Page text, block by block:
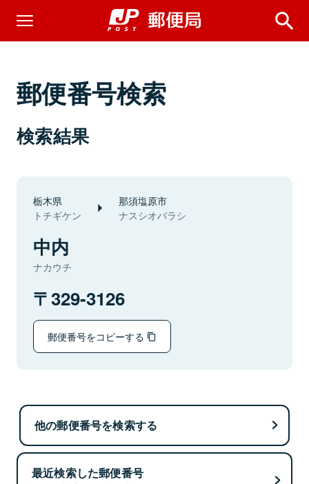
郵便番号検索
検索結果
栃木県
トチギケン
那須塩原市
ナスシオバラシ
中内
ナカウチ
329-3126
郵便番号をコピーする
他の郵便番号を検索する
最近検索した郵便番号